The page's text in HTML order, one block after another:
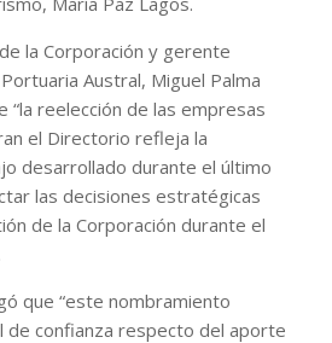
la Corporación y gerente
Austral, Miguel Palma
“la reelección de las empresas
el Directorio refleja la
desarrollado durante el último
las decisiones estratégicas
de la Corporación durante el
que “este nombramiento
de confianza respecto del aporte